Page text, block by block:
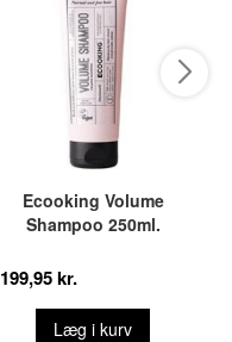
Ecooking Volume
Shampoo 250ml.
199,95 kr.
Læg i kurv